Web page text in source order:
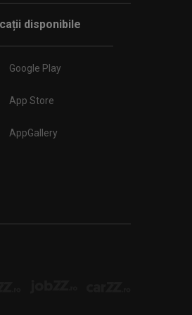
disponibile
Google Play
App Store
AppGallery